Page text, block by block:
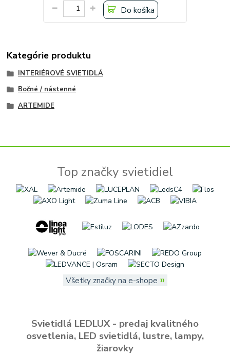
Do košíka
Kategórie produktu
INTERIÉROVÉ SVIETIDLÁ
Bočné / nástenné
ARTEMIDE
Top značky svietidiel
Všetky značky na e-shope »
Svietidlá LEDLUX - predaj kvalitného
osvetlenia, LED svietidlá, lustre, lampy,
žiarovky